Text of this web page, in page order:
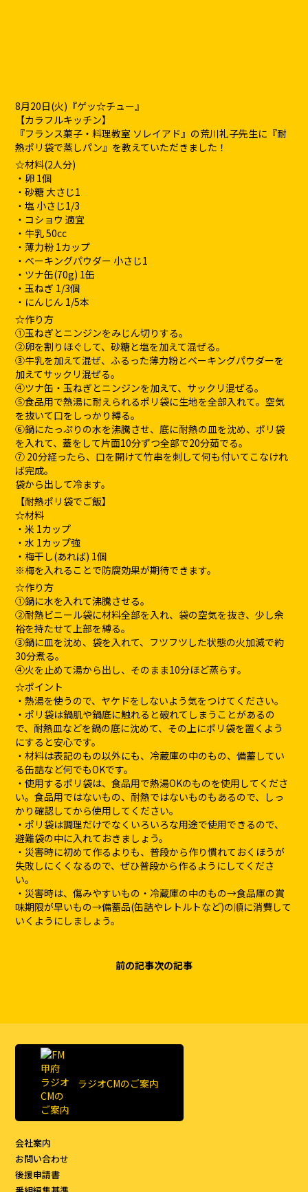
8月20日(火)『ゲッ☆チュー』
【カラフルキッチン】
『フランス菓子・料理教室 ソレイアド』の荒川礼子先生に『耐
熱ポリ袋で蒸しパン』を教えていただきました！
☆材料(2人分)
・卵 1個
・砂糖 大さじ1
・塩 小さじ1/3
・コショウ 適宜
・牛乳 50cc
・薄力粉 1カップ
・ベーキングパウダー 小さじ1
・ツナ缶(70g) 1缶
・玉ねぎ 1/3個
・にんじん 1/5本
☆作り方
①玉ねぎとニンジンをみじん切りする。
②卵を割りほぐして、砂糖と塩を加えて混ぜる。
③牛乳を加えて混ぜ、ふるった薄力粉とベーキングパウダーを
加えてサックリ混ぜる。
④ツナ缶・玉ねぎとニンジンを加えて、サックリ混ぜる。
⑤食品用で熱湯に耐えられるポリ袋に生地を全部入れて。空気
を抜いて口をしっかり縛る。
⑥鍋にたっぷりの水を沸騰させ、底に耐熱の皿を沈め、ポリ袋
を入れて、蓋をして片面10分ずつ全部で20分茹でる。
⑦ 20分経ったら、口を開けて竹串を刺して何も付いてこなけれ
ば完成。
袋から出して冷ます。
【耐熱ポリ袋でご飯】
☆材料
・米 1カップ
・水 1カップ強
・梅干し(あれば) 1個
※梅を入れることで防腐効果が期待できます。
☆作り方
①鍋に水を入れて沸騰させる。
②耐熱ビニール袋に材料全部を入れ、袋の空気を抜き、少し余
裕を持たせて上部を縛る。
③鍋に皿を沈め、袋を入れて、フツフツした状態の火加減で約
30分煮る。
④火を止めて湯から出し、そのまま10分ほど蒸らす。
☆ポイント
・熱湯を使うので、ヤケドをしないよう気をつけてください。
・ポリ袋は鍋肌や鍋底に触れると破れてしまうことがあるの
で、耐熱皿などを鍋の底に沈めて、その上にポリ袋を置くよう
にすると安心です。
・材料は表記のもの以外にも、冷蔵庫の中のもの、備蓄してい
る缶詰など何でもOKです。
・使用するポリ袋は、食品用で熱湯OKのものを使用してくださ
い。食品用ではないもの、耐熱ではないものもあるので、しっ
かり確認してから使用してください。
・ポリ袋は調理だけでなくいろいろな用途で使用できるので、
避難袋の中に入れておきましょう。
・災害時に初めて作るよりも、普段から作り慣れておくほうが
失敗しにくくなるので、ぜひ普段から作るようにしてくださ
い。
・災害時は、傷みやすいもの・冷蔵庫の中のもの→食品庫の賞
味期限が早いもの→備蓄品(缶詰やレトルトなど)の順に消費して
いくようにしましょう。
前の記事次の記事
ラジオCMのご案内
会社案内
お問い合わせ
後援申請書